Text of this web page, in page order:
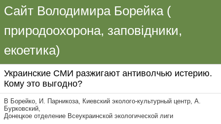
Сайт Володимира Борейка (
природоохорона, заповідники,
екоетика)
Украинские СМИ разжигают антиволчью истерию.
Кому это выгодно?
В Борейко, И. Парникоза, Киевский эколого-культурный центр, А.
Бурковский,
Донецкое отделение Всеукраинской экологической лиги